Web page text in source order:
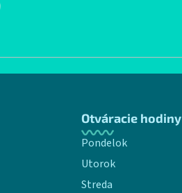
Otváracie hodiny
Pondelok
Utorok
Streda